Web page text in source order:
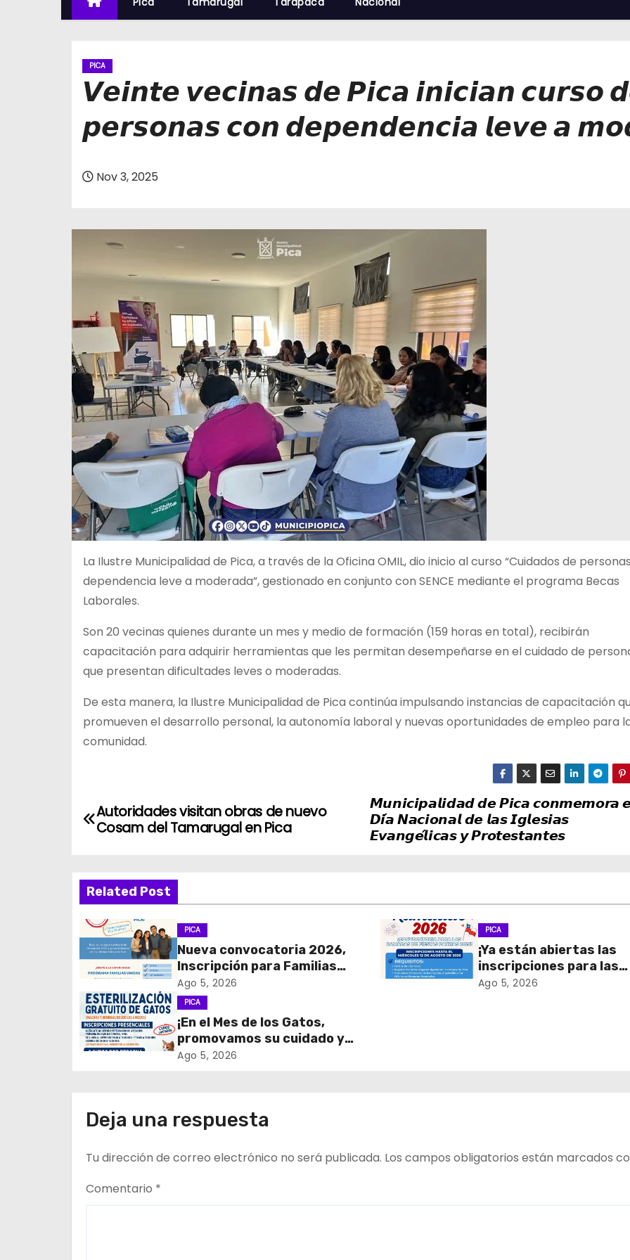
PICA
𝙑𝙚𝙞𝙣𝙩𝙚 𝙫𝙚𝙘𝙞𝙣a𝙨 𝙙𝙚 𝙋𝙞𝙘𝙖 𝙞𝙣𝙞𝙘𝙞𝙖𝙣 𝙘𝙪𝙧𝙨𝙤
𝙥𝙚𝙧𝙨𝙤𝙣𝙖𝙨 𝙘𝙤𝙣 𝙙𝙚𝙥𝙚𝙣𝙙𝙚𝙣𝙘𝙞𝙖 𝙡𝙚𝙫𝙚 𝙖
Nov 3, 2025
La Ilustre Municipalidad de Pica, a través de la Oficina OMIL, dio inicio al curso “Cuidados de
dependencia leve a moderada”, gestionado en conjunto con SENCE mediante el programa Becas
Laborales.
Son 20 vecinas quienes durante un mes y medio de formación (159 horas en total), recibirán
capacitación para adquirir herramientas que les permitan desempeñarse en el cuidado de
que presentan dificultades leves o moderadas.
De esta manera, la Ilustre Municipalidad de Pica continúa impulsando instancias de capacitación
promueven el desarrollo personal, la autonomía laboral y nuevas oportunidades de empleo para
comunidad.
N
e
g
a
c
i
ó
e
e
n
𝙈𝙪𝙣𝙞𝙘𝙞𝙥𝙖𝙡𝙞𝙙𝙖𝙙 𝙙𝙚 𝙋𝙞𝙘𝙖 𝙘𝙤𝙣𝙢𝙚𝙢𝙤𝙧𝙖
𝘿𝙞́𝙖 𝙉𝙖𝙘𝙞𝙤𝙣𝙖𝙡 𝙙𝙚 𝙡𝙖𝙨 𝙄𝙜𝙡𝙚𝙨𝙞𝙖𝙨
𝙀𝙫𝙖𝙣𝙜𝙚́𝙡𝙞𝙘𝙖𝙨 𝙮 𝙋𝙧𝙤𝙩𝙚𝙨𝙩𝙖𝙣𝙩𝙚𝙨
Autoridades visitan obras de nuevo
Cosam del Tamarugal en Pica
Related Post
PICA
Nueva convocatoria 2026,
Inscripción para Familias
Unidas
Ago 5, 2026
PICA
¡Ya están abiertas las
inscripciones para las
Ramadas de Fiestas
Ago 5, 2026
PICA
¡En el Mes de los Gatos,
promovamos su cuidado y
tenencia responsable!
Ago 5, 2026
Deja una respuesta
Tu dirección de correo electrónico no será publicada. Los campos obligatorios están marcados
Comentario *